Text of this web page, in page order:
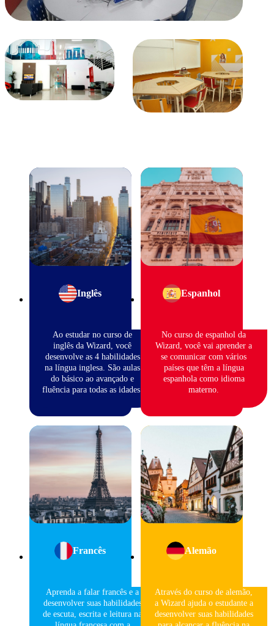
Inglês
Ao estudar no curso de
inglês da Wizard, você
desenvolve as 4 habilidades
na língua inglesa. São aulas
do básico ao avançado e
fluência para todas as idades.
Espanhol
No curso de espanhol da
Wizard, você vai aprender a
se comunicar com vários
países que têm a língua
espanhola como idioma
materno.
Francês
Aprenda a falar francês e a
desenvolver suas habilidades
de escuta, escrita e leitura na
Alemão
Através do curso de alemão,
a Wizard ajuda o estudante a
desenvolver suas habilidades